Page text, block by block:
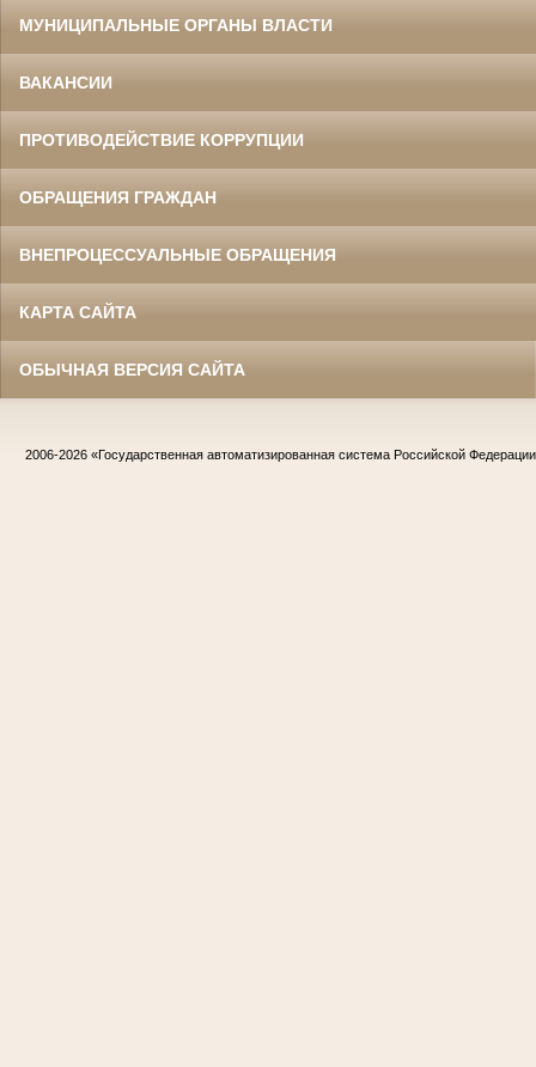
МУНИЦИПАЛЬНЫЕ ОРГАНЫ ВЛАСТИ
ВАКАНСИИ
ПРОТИВОДЕЙСТВИЕ КОРРУПЦИИ
ОБРАЩЕНИЯ ГРАЖДАН
ВНЕПРОЦЕССУАЛЬНЫЕ ОБРАЩЕНИЯ
КАРТА САЙТА
ОБЫЧНАЯ ВЕРСИЯ САЙТА
2006-2026 «Государственная автоматизированная система Российской